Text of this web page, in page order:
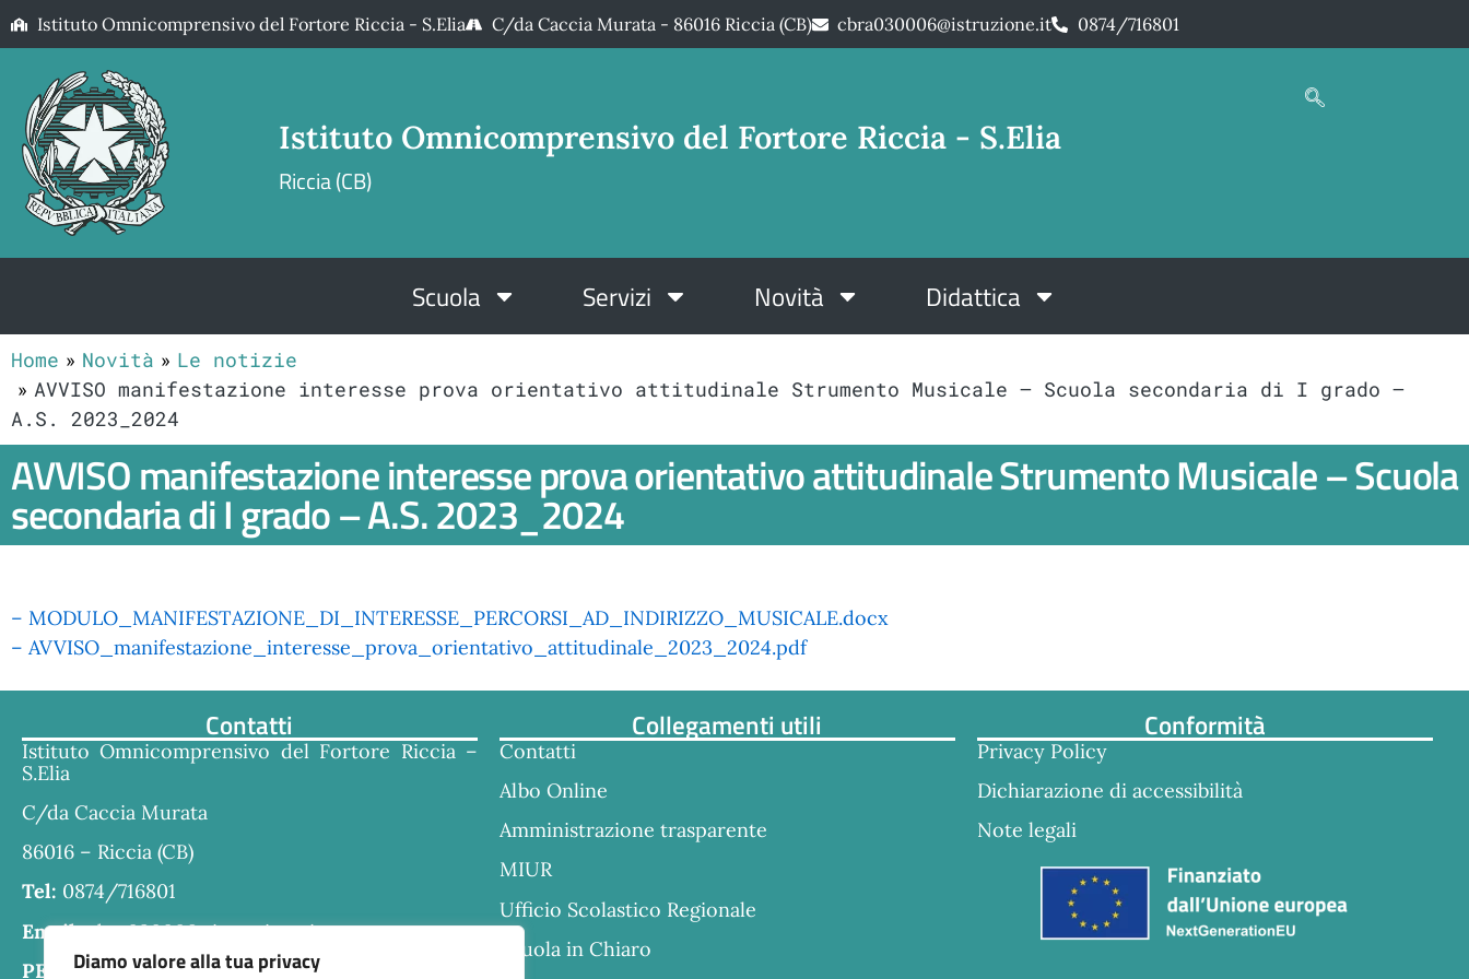
Diamo valore alla tua privacy
Istituto Omnicomprensivo del Fortore Riccia - S.Elia C/da Caccia Murata - 86016 Riccia (CB) cbra030006@istruzione.it 0874/716801
Istituto Omnicomprensivo del Fortore Riccia - S.Elia
Riccia (CB)
Scuola Servizi Novità Didattica
Home Novità
Le notizie
AVVISO manifestazione interesse prova orientativo attitudinale Strumento Musicale – Scuola secondaria di I grado –
A.S. 2023_2024
AVVISO manifestazione interesse prova orientativo attitudinale Strumento Musicale – Scuola
secondaria di I grado – A.S. 2023_2024
– MODULO_MANIFESTAZIONE_DI_INTERESSE_PERCORSI_AD_INDIRIZZO_MUSICALE.docx
– AVVISO_manifestazione_interesse_prova_orientativo_attitudinale_2023_2024.pdf
Contatti
Istituto Omnicomprensivo del Fortore Riccia –
S.Elia
C/da Caccia Murata
86016 – Riccia (CB)
Tel: 0874/716801
Email: cbra030006@istruzione.it
PEC:
cbra030006@pec.istruzione.it
Collegamenti utili
Contatti
Albo Online
Amministrazione trasparente
MIUR
Ufficio Scolastico Regionale
Scuola in Chiaro
Conformità
Privacy Policy
Dichiarazione di accessibilità
Note legali